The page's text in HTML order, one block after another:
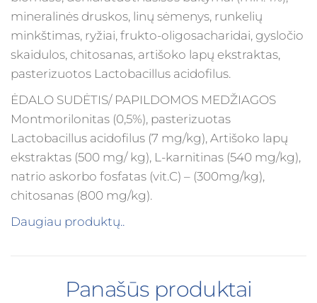
mineralinės druskos, linų sėmenys, runkelių
minkštimas, ryžiai, frukto-oligosacharidai, gysločio
skaidulos, chitosanas, artišoko lapų ekstraktas,
pasterizuotos Lactobacillus acidofilus.
ĖDALO SUDĖTIS/ PAPILDOMOS MEDŽIAGOS
Montmorilonitas (0,5%), pasterizuotas
Lactobacillus acidofilus (7 mg/kg), Artišoko lapų
ekstraktas (500 mg/ kg), L-karnitinas (540 mg/kg),
natrio askorbo fosfatas (vit.C) – (300mg/kg),
chitosanas (800 mg/kg).
Daugiau produktų..
Panašūs produktai